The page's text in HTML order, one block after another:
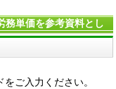
務単価を参考資料とし
ご入力ください。